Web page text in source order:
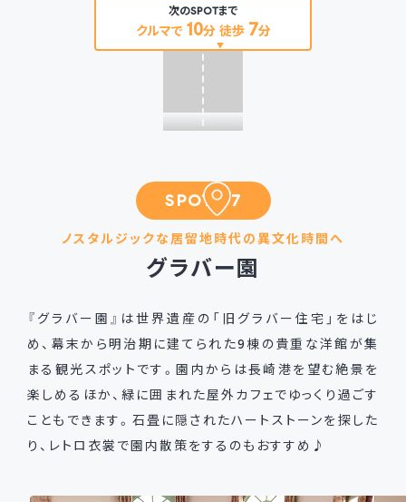
次のSPOTまで
クルマで 10分 徒歩 7分
SPOT 07
ノスタルジックな居留地時代の異文化時間へ
グラバー園
『グラバー園』は世界遺産の「旧グラバー住宅」をはじ
め、幕末から明治期に建てられた9棟の貴重な洋館が集
まる観光スポットです。園内からは長崎港を望む絶景を
楽しめるほか、緑に囲まれた屋外カフェでゆっくり過ごす
こともできます。石畳に隠されたハートストーンを探した
り、レトロ衣裳で園内散策をするのもおすすめ♪